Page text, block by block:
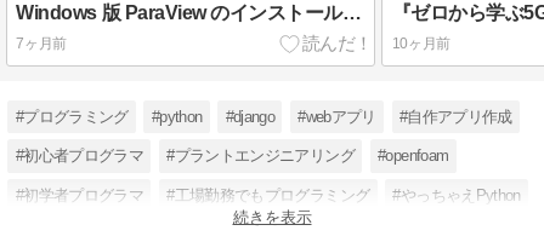
Windows 版 ParaView のインストール手順（OpenFOAM の paraFoam で使う）
7ヶ月前
『ゼロから学ぶ
10ヶ月前
#プログラミング #python #django #webアプリ #自作アプリ作成
#初心者プログラマ #プラントエンジニアリング #openfoam
#初学者プログラマ #工場勤務でもプログラミング #やっちゃえPython
続きを表示